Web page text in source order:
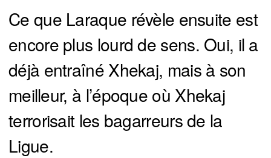
Ce que Laraque révèle ensuite est
encore plus lourd de sens. Oui, il a
déjà entraîné Xhekaj, mais à son
meilleur, à l’époque où Xhekaj
terrorisait les bagarreurs de la
Ligue.